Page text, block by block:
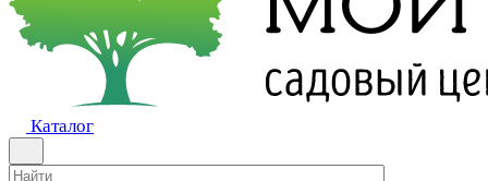
Каталог